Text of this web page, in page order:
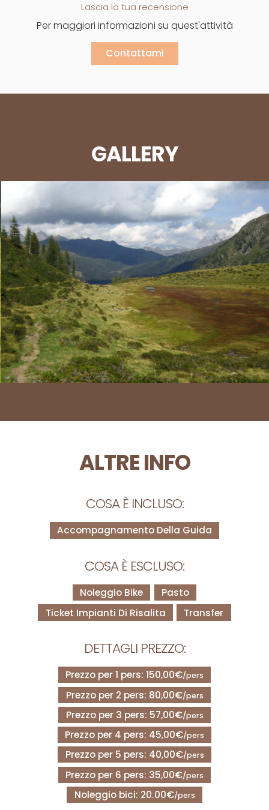
Lascia la tua recensione
Per maggiori informazioni su quest'attività
Contattami
GALLERY
ALTRE INFO
COSA È INCLUSO:
Accompagnamento Della Guida
COSA È ESCLUSO:
Noleggio Bike
Pasto
Ticket Impianti Di Risalita
Transfer
DETTAGLI PREZZO:
Prezzo per 1 pers: 150,00€/pers
Prezzo per 2 pers: 80,00€/pers
Prezzo per 3 pers: 57,00€/pers
Prezzo per 4 pers: 45,00€/pers
Prezzo per 5 pers: 40,00€/pers
Prezzo per 6 pers: 35,00€/pers
Noleggio bici: 20.00€/pers